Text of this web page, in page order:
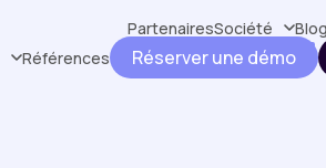
PartenairesSociété
Références Réserver une démo